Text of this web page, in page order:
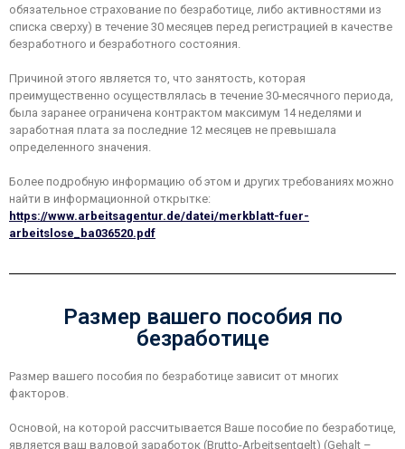
обязательное страхование по безработице, либо активностями из
списка сверху) в течение 30 месяцев перед регистрацией в качестве
безработного и безработного состояния.
Причиной этого является то, что занятость, которая
преимущественно осуществлялась в течение 30-месячного периода,
была заранее ограничена контрактом максимум 14 неделями и
заработная плата за последние 12 месяцев не превышала
определенного значения.
Более подробную информацию об этом и других требованиях можно
найти в информационной открытке:
https://www.arbeitsagentur.de/datei/merkblatt-fuer-
arbeitslose_ba036520.pdf
Размер вашего пособия по
безработице
Размер вашего пособия по безработице зависит от многих
факторов.
Основой, на которой рассчитывается Ваше пособие по безработице,
является ваш валовой заработок (Brutto-Arbeitsentgelt) (Gehalt –